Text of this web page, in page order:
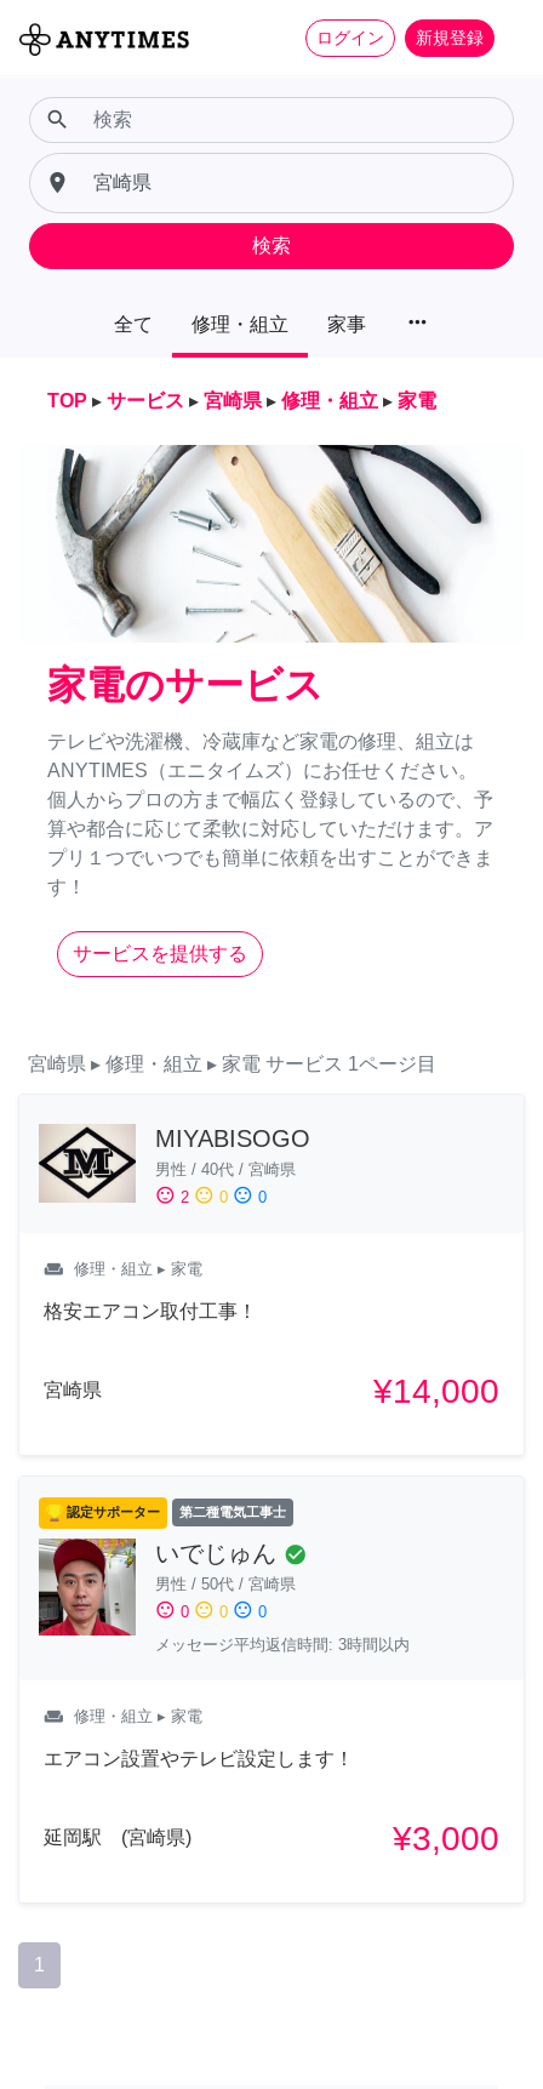
ログイン 新規登録
全て 修理・組立 家事 more_horiz
search
place
検索
TOP ▸ サービス ▸ 宮崎県 ▸ 修理・組立 ▸ 家電
家電のサービス
テレビや洗濯機、冷蔵庫など家電の修理、組立は
ANYTIMES（エニタイムズ）にお任せください。
個人からプロの方まで幅広く登録しているので、予
算や都合に応じて柔軟に対応していただけます。ア
プリ１つでいつでも簡単に依頼を出すことができま
す！
サービスを提供する
宮崎県 ▸ 修理・組立 ▸ 家電 サービス 1ページ目
MIYABISOGO
男性 / 40代 / 宮崎県
sentiment_satisfied 2 sentiment_neutral 0 sentiment_dissatisfied 0
weekend 修理・組立 ▸ 家電
格安エアコン取付工事！
宮崎県 ¥14,000
認定サポーター 第二種電気工事士
いでじゅん check_circle
男性 / 50代 / 宮崎県
sentiment_satisfied 0 sentiment_neutral 0 sentiment_dissatisfied 0
メッセージ平均返信時間: 3時間以内
weekend 修理・組立 ▸ 家電
エアコン設置やテレビ設定します！
延岡駅 (宮崎県) ¥3,000
1